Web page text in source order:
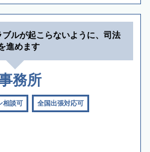
ブルが起こらないように、司法
進めます
務所
相談可 全国出張対応可